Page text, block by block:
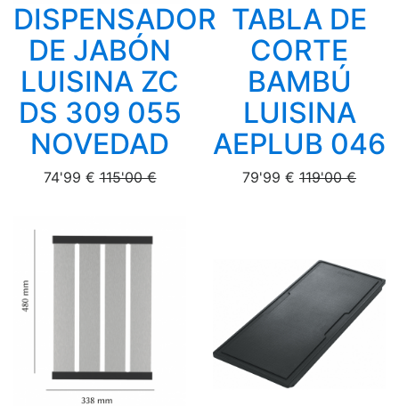
DISPENSADOR
DE JABÓN
LUISINA ZC
DS 309 055
NOVEDAD
74'99 €115'00 €
TABLA DE
CORTE
BAMBÚ
LUISINA
AEPLUB 046
79'99 € 119'00 €